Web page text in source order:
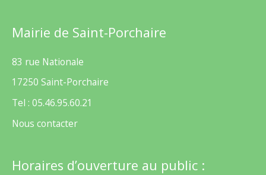
Mairie de Saint-Porchaire
83 rue Nationale
17250 Saint-Porchaire
Tel : 05.46.95.60.21
Nous contacter
Horaires d’ouverture au public :